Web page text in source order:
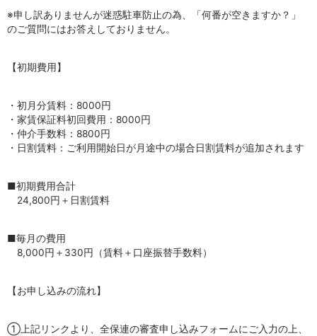
※申し訳ありませんが迷惑駐車防止の為、「何番が空きますか？」
のご質問にはお答えしておりません。
【初期費用】
・初月分賃料：8000円
・家賃保証料初回費用：8000円
・仲介手数料：8800円
・日割賃料：ご利用開始日が月途中の場合日割賃料が追加されます
■初期費用合計
24,800円＋日割賃料
■毎月の費用
8,000円＋330円（賃料＋口座振替手数料）
【お申し込みの流れ】
①上記リンクより、全保連の審査申し込みフォームにご入力の上、